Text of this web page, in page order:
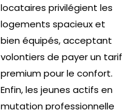
locataires privilégient les
logements spacieux et
bien équipés, acceptant
volontiers de payer un tarif
premium pour le confort.
Enfin, les jeunes actifs en
mutation professionnelle